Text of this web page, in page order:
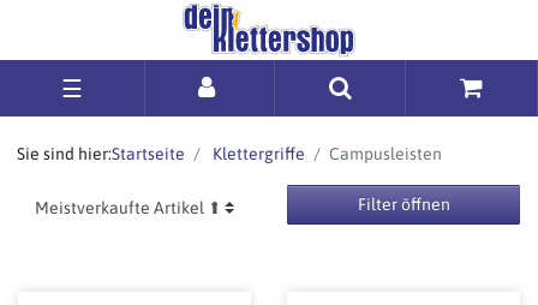
☰
Sie sind hier:Startseite Klettergriffe Campusleisten
Filter öffnen